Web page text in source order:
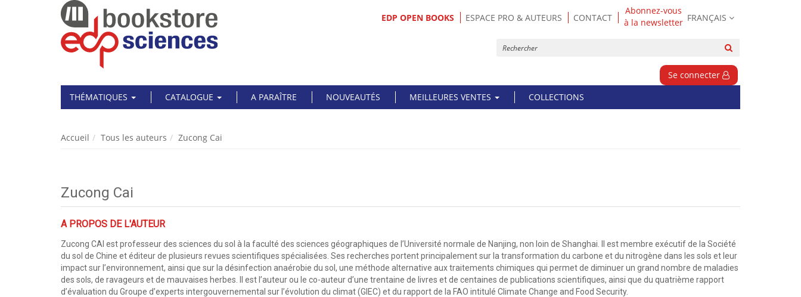
EDP OPEN BOOKS ESPACE PRO & AUTEURS CONTACT
Abonnez-vous
à la newsletter FRANÇAIS
Se connecter
THÉMATIQUES
CATALOGUE A PARAÎTRE NOUVEAUTÉS MEILLEURES VENTES COLLECTIONS
Accueil Tous les auteurs Zucong Cai
Zucong Cai
A PROPOS DE L'AUTEUR
Zucong CAI est professeur des sciences du sol à la faculté des sciences géographiques de l’Université normale de Nanjing, non loin de Shanghai. Il est membre exécutif de la Société
du sol de Chine et éditeur de plusieurs revues scientifiques spécialisées. Ses recherches portent principalement sur la transformation du carbone et du nitrogène dans les sols et leur
impact sur l’environnement, ainsi que sur la désinfection anaérobie du sol, une méthode alternative aux traitements chimiques qui permet de diminuer un grand nombre de maladies
des sols, de ravageurs et de mauvaises herbes. Il est l’auteur ou le co-auteur d’une trentaine de livres et de centaines de publications scientifiques, ainsi que du quatrième rapport
d’évaluation du Groupe d’experts intergouvernemental sur l’évolution du climat (GIEC) et du rapport de la FAO intitulé Climate Change and Food Security.